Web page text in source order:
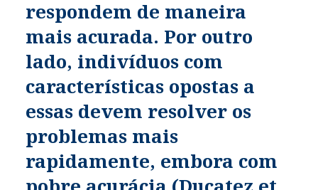
respondem de maneira
mais acurada. Por outro
lado, indivíduos com
características opostas a
essas devem resolver os
problemas mais
rapidamente, embora com